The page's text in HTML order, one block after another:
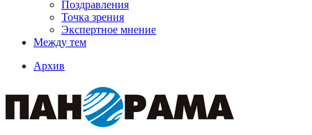
Поздравления
Точка зрения
Экспертное мнение
Между тем
Архив